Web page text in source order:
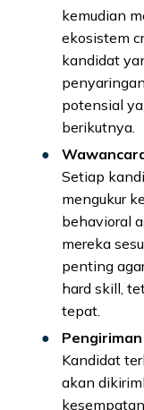
kemudian
ekosistem
kandidat
potensial
berikutnya.
Setiap
mengukur
behavioral
mereka
penting
hard skill,
tepat.
Kandidat
akan